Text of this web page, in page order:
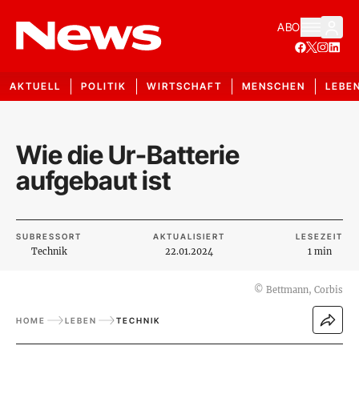
ABO
AKTUELL POLITIK WIRTSCHAFT MENSCHEN
Wie die Ur-Batterie
aufgebaut ist
SUBRESSORT
Technik
AKTUALISIERT
22.01.2024
LESEZEIT
1 min
© Bettmann, Corbis
HOME LEBEN TECHNIK